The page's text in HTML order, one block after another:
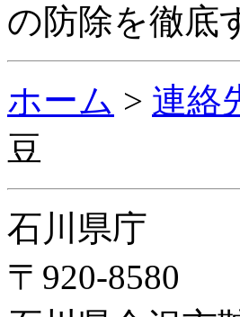
の防除を徹底
ホーム > 連絡
豆
石川県庁
〒920-8580